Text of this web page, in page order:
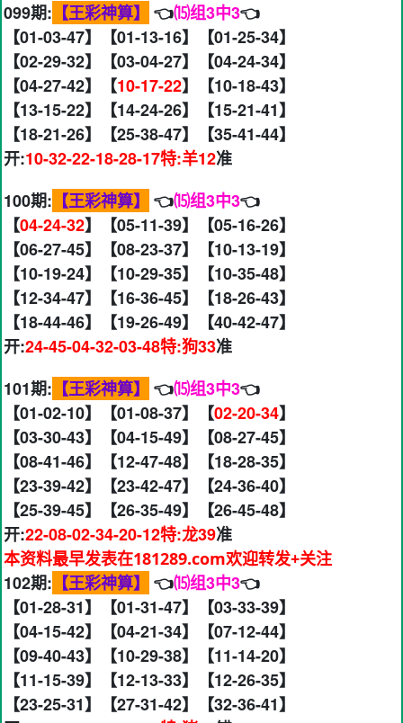
099期: 【王彩神算】 👈⒂组3中3👈
【01-03-47】【01-13-16】【01-25-34】
【02-29-32】【03-04-27】【04-24-34】
【04-27-42】【10-17-22】【10-18-43】
【13-15-22】【14-24-26】【15-21-41】
【18-21-26】【25-38-47】【35-41-44】
开:10-32-22-18-28-17特:羊12准
100期: 【王彩神算】 👈⒂组3中3👈
【04-24-32】【05-11-39】【05-16-26】
【06-27-45】【08-23-37】【10-13-19】
【10-19-24】【10-29-35】【10-35-48】
【12-34-47】【16-36-45】【18-26-43】
【18-44-46】【19-26-49】【40-42-47】
开:24-45-04-32-03-48特:狗33准
101期: 【王彩神算】 👈⒂组3中3👈
【01-02-10】【01-08-37】【02-20-34】
【03-30-43】【04-15-49】【08-27-45】
【08-41-46】【12-47-48】【18-28-35】
【23-39-42】【23-42-47】【24-36-40】
【25-39-45】【26-35-49】【26-45-48】
开:22-08-02-34-20-12特:龙39准
本资料最早发表在181289.com欢迎转发+关注
102期: 【王彩神算】 👈⒂组3中3👈
【01-28-31】【01-31-47】【03-33-39】
【04-15-42】【04-21-34】【07-12-44】
【09-40-43】【10-29-38】【11-14-20】
【11-15-39】【12-13-33】【12-26-35】
【23-25-31】【27-31-42】【32-36-41】